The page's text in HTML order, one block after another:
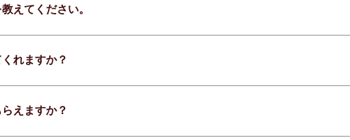
えてください。
れますか？
えますか？